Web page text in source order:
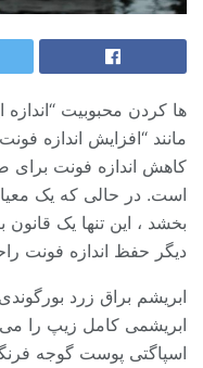
ها کردن محبوبیت “اندازه
مانند “افزایش اندازه
کاهش اندازه فونت
است. در حالی که یک
بخشد ، این تنها یک قانون
دیگر حفظ اندازه فونت
ابریشم براق زرد
ابریشمی کامل زیپ را می
اسپاگتی پوست گوجه